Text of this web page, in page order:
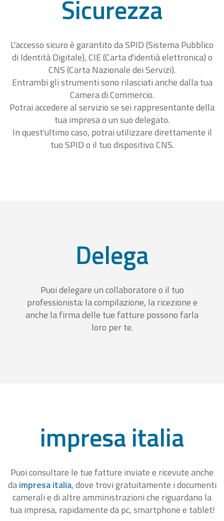
Sicurezza
L'accesso sicuro è garantito da SPID (Sistema Pubblico
di Identità Digitale), CIE (Carta d'identià elettronica) o
CNS (Carta Nazionale dei Servizi).
Entrambi gli strumenti sono rilasciati anche dalla tua
Camera di Commercio.
Potrai accedere al servizio se sei rappresentante della
tua impresa o un suo delegato.
In quest'ultimo caso, potrai utilizzare direttamente il
tuo SPID o il tuo dispositivo CNS.
Delega
Puoi delegare un collaboratore o il tuo
professionista: la compilazione, la ricezione e
anche la firma delle tue fatture possono farla
loro per te.
impresa italia
Puoi consultare le tue fatture inviate e ricevute anche
daimpresa italia, dove trovi gratuitamente i documenti
camerali e di altre amministrazioni che riguardano la
tua impresa, rapidamente da pc, smartphone e tablet!